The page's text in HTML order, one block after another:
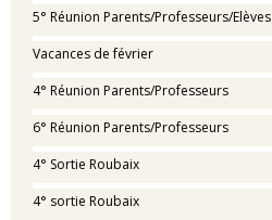
5° Réunion Parents/Professeurs/Elèves
Vacances de février
4° Réunion Parents/Professeurs
6° Réunion Parents/Professeurs
4° Sortie Roubaix
4° sortie Roubaix